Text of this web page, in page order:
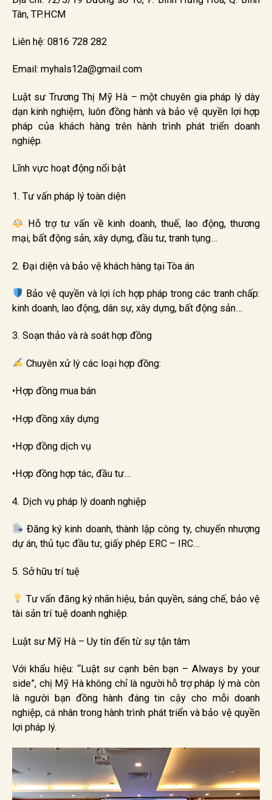
Tân, TP.HCM
Liên hệ: 0816 728 282
Email: myhals12a@gmail.com
Luật sư Trương Thị Mỹ Hà – một chuyên gia pháp lý dày
dạn kinh nghiệm, luôn đồng hành và bảo vệ quyền lợi hợp
pháp của khách hàng trên hành trình phát triển doanh
nghiệp.
Lĩnh vực hoạt động nổi bật
1. Tư vấn pháp lý toàn diện
Hỗ trợ tư vấn về kinh doanh, thuế, lao động, thương
mại, bất động sản, xây dựng, đầu tư, tranh tụng…
2. Đại diện và bảo vệ khách hàng tại Tòa án
Bảo vệ quyền và lợi ích hợp pháp trong các tranh chấp:
kinh doanh, lao động, dân sự, xây dựng, bất động sản…
3. Soạn thảo và rà soát hợp đồng
Chuyên xử lý các loại hợp đồng:
•Hợp đồng mua bán
•Hợp đồng xây dựng
•Hợp đồng dịch vụ
•Hợp đồng hợp tác, đầu tư…
4. Dịch vụ pháp lý doanh nghiệp
Đăng ký kinh doanh, thành lập công ty, chuyển nhượng
dự án, thủ tục đầu tư, giấy phép ERC – IRC…
5. Sở hữu trí tuệ
Tư vấn đăng ký nhãn hiệu, bản quyền, sáng chế, bảo vệ
tài sản trí tuệ doanh nghiệp.
Luật sư Mỹ Hà – Uy tín đến từ sự tận tâm
Với khẩu hiệu: “Luật sư cạnh bên bạn – Always by your
side”, chị Mỹ Hà không chỉ là người hỗ trợ pháp lý mà còn
là người bạn đồng hành đáng tin cậy cho mỗi doanh
nghiệp, cá nhân trong hành trình phát triển và bảo vệ quyền
lợi pháp lý.